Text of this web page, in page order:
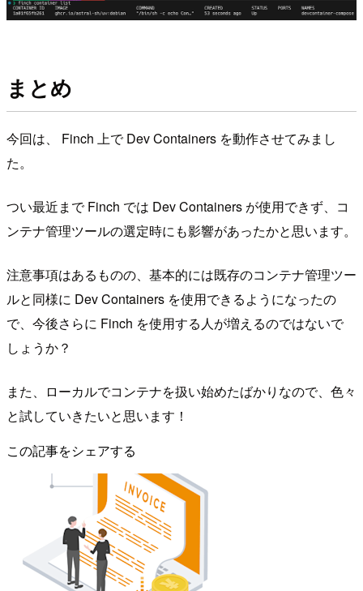
まとめ
今回は、 Finch 上で Dev Containers を動作させてみまし
た。
つい最近まで Finch では Dev Containers が使用できず、コ
ンテナ管理ツールの選定時にも影響があったかと思います。
注意事項はあるものの、基本的には既存のコンテナ管理ツー
ルと同様に Dev Containers を使用できるようになったの
で、今後さらに Finch を使用する人が増えるのではないで
しょうか？
また、ローカルでコンテナを扱い始めたばかりなので、色々
と試していきたいと思います！
この記事をシェアする